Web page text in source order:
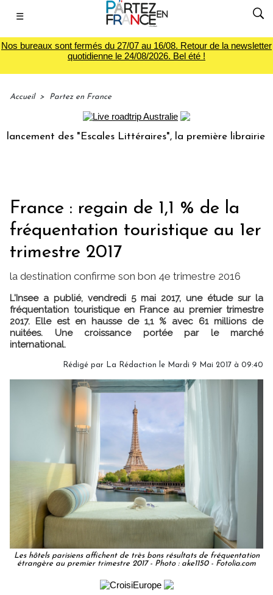
☰
Nos bureaux sont fermés du 27/07 au 16/08. Retour de la newsletter
quotidienne le 24/08/2026. Bel été !
Accueil > Partez en France
des "Escales Littéraires", la première librairie du
France : regain de 1,1 % de la
fréquentation touristique au 1er
trimestre 2017
la destination confirme son bon 4e trimestre 2016
L'Insee a publié, vendredi 5 mai 2017, une étude sur la
fréquentation touristique en France au premier trimestre
2017. Elle est en hausse de 1,1 % avec 61 millions de
nuitées. Une croissance portée par le marché
international.
Rédigé par La Rédaction le Mardi 9 Mai 2017 à 09:40
Les hôtels parisiens affichent de très bons résultats de fréquentation
étrangère au premier trimestre 2017 - Photo : ake1150 - Fotolia.com